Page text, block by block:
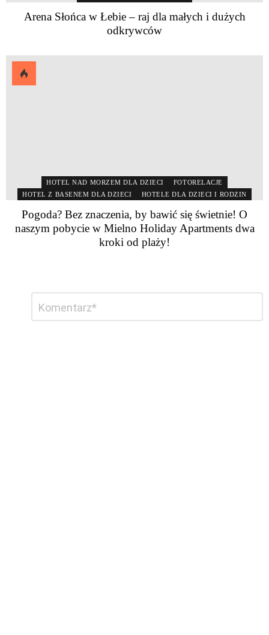
Arena Słońca w Łebie – raj dla małych i dużych
odkrywców
HOTEL NAD MORZEM DLA DZIECI
FOTORELACJE
HOTEL Z BASENEM DLA DZIECI
HOTELE DLA DZIECI I RODZIN
Pogoda? Bez znaczenia, by bawić się świetnie! O
naszym pobycie w Mielno Holiday Apartments dwa
kroki od plaży!
komentarz